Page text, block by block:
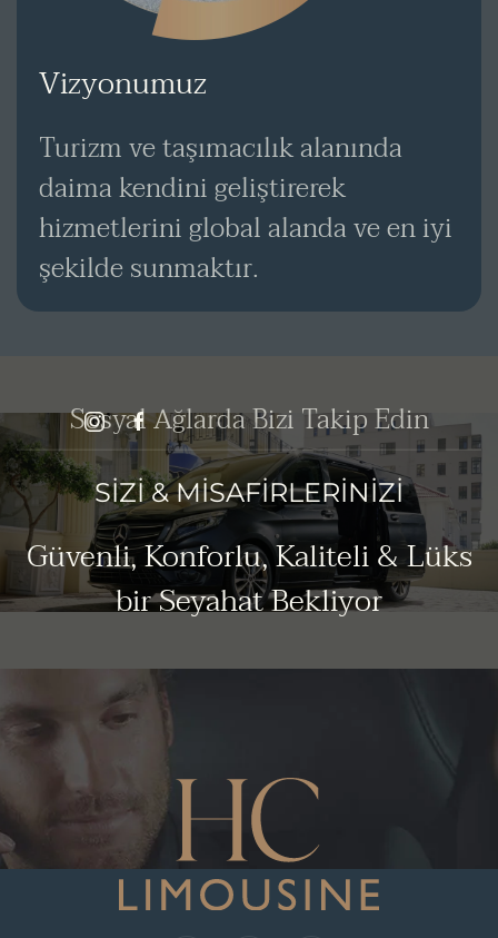
Vizyonumuz
Turizm ve taşımacılık alanında
daima kendini geliştirerek
hizmetlerini global alanda ve en iyi
şekilde sunmaktır.
Sosyal Ağlarda Bizi Takip Edin
SİZİ & MİSAFİRLERİNİZİ
Güvenli, Konforlu, Kaliteli & Lüks
bir Seyahat Bekliyor